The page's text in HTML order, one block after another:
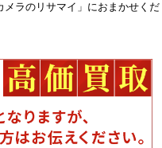
ラのリサマイ」におまかせくだ